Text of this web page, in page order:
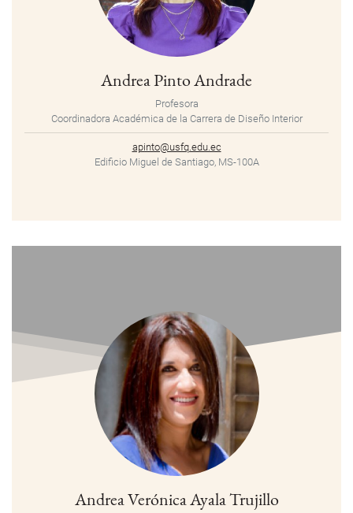
Andrea Pinto Andrade
Profesora
Coordinadora Académica de la Carrera de Diseño Interior
apinto@usfq.edu.ec
Edificio Miguel de Santiago, MS-100A
Andrea Verónica Ayala Trujillo